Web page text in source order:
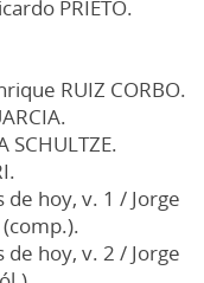
PRIETO.
RUIZ CORBO.
hoy, v. 1 / Jorge
hoy, v. 2 / Jorge